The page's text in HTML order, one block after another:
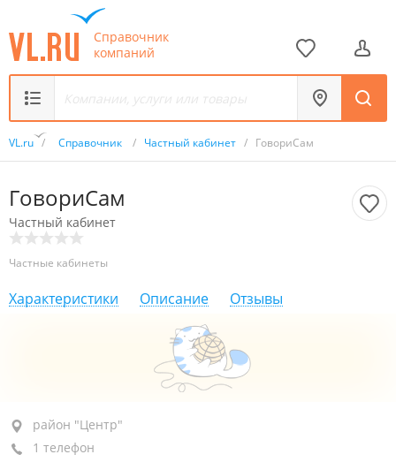
Справочник
компаний
VL.ru / Справочник / Частный кабинет / ГовориСам
ГовориСам
Частный кабинет
Частные кабинеты
Характеристики Описание Отзывы
район "Центр", пр-т Партизанский, 44 кор. 10
2-й этаж, каб. 1
район "Центр"
1 телефон